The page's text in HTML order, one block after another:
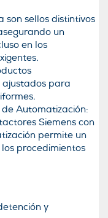
son sellos distintivos
un
en los
para
Automatización:
Siemens con
permite un
procedimientos
y